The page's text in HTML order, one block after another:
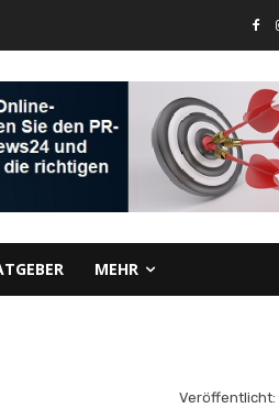
MEHR
Veröffentlicht: